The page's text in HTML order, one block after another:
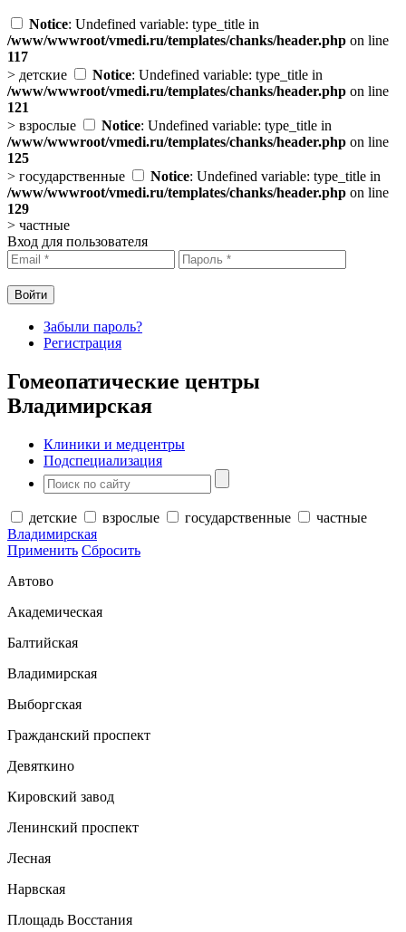
Notice: Undefined variable: type_title in
/www/wwwroot/vmedi.ru/templates/chanks/header.php on line
117
> детские Notice: Undefined variable: type_title in
/www/wwwroot/vmedi.ru/templates/chanks/header.php on line
121
> взрослые Notice: Undefined variable: type_title in
/www/wwwroot/vmedi.ru/templates/chanks/header.php on line
125
> государственные Notice: Undefined variable: type_title in
/www/wwwroot/vmedi.ru/templates/chanks/header.php on line
129
> частные
Вход для пользователя
Забыли пароль?
Регистрация
Гомеопатические центры
Владимирская
Клиники и медцентры
Подспециализация
детские взрослые государственные
частные
Владимирская
Применить Сбросить
Автово
Академическая
Балтийская
Владимирская
Выборгская
Гражданский проспект
Девяткино
Кировский завод
Ленинский проспект
Лесная
Нарвская
Площадь Восстания